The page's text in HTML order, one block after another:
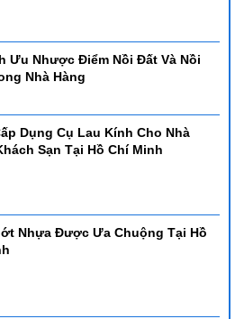
Ưu Nhược Điểm Nồi Đất Và Nồi
Nhà Hàng
Dụng Cụ Lau Kính Cho Nhà
Sạn Tại Hồ Chí Minh
Nhựa Được Ưa Chuộng Tại Hồ